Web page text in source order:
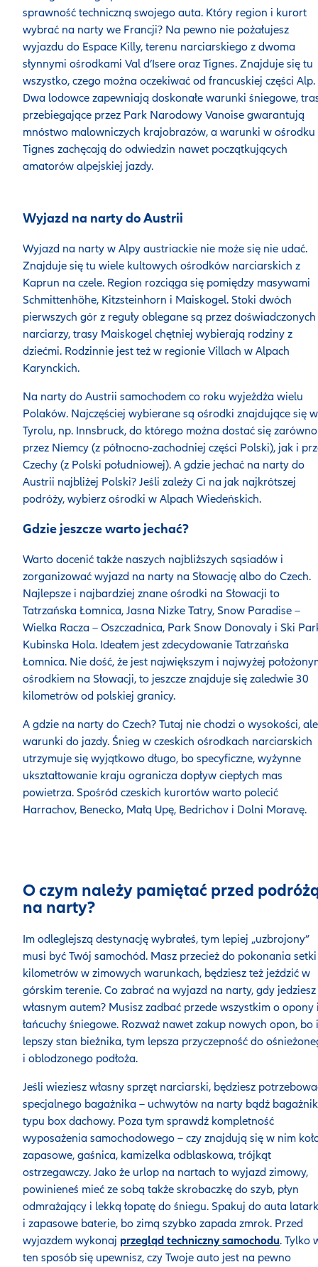
sprawność techniczną swojego auta. Który region i kurort
wybrać na narty we Francji? Na pewno nie pożałujesz
wyjazdu do Espace Killy, terenu narciarskiego z dwoma
słynnymi ośrodkami Val d’Isere oraz Tignes. Znajduje się tu
wszystko, czego można oczekiwać od francuskiej części Alp.
Dwa lodowce zapewniają doskonałe warunki śniegowe,
przebiegające przez Park Narodowy Vanoise gwarantują
mnóstwo malowniczych krajobrazów, a warunki w ośrodku
Tignes zachęcają do odwiedzin nawet początkujących
amatorów alpejskiej jazdy.
Wyjazd na narty do Austrii
Wyjazd na narty w Alpy austriackie nie może się nie udać.
Znajduje się tu wiele kultowych ośrodków narciarskich z
Kaprun na czele. Region rozciąga się pomiędzy masywami
Schmittenhöhe, Kitzsteinhorn i Maiskogel. Stoki dwóch
pierwszych gór z reguły oblegane są przez doświadczonych
narciarzy, trasy Maiskogel chętniej wybierają rodziny z
dziećmi. Rodzinnie jest też w regionie Villach w Alpach
Karynckich.
Na narty do Austrii samochodem co roku wyjeżdża wielu
Polaków. Najczęściej wybierane są ośrodki znajdujące się w
Tyrolu, np. Innsbruck, do którego można dostać się zarówno
przez Niemcy (z północno-zachodniej części Polski), jak i
Czechy (z Polski południowej). A gdzie jechać na narty do
Austrii najbliżej Polski? Jeśli zależy Ci na jak najkrótszej
podróży, wybierz ośrodki w Alpach Wiedeńskich.
Gdzie jeszcze warto jechać?
Warto docenić także naszych najbliższych sąsiadów i
zorganizować wyjazd na narty na Słowację albo do Czech.
Najlepsze i najbardziej znane ośrodki na Słowacji to
Tatrzańska Łomnica, Jasna Nizke Tatry, Snow Paradise –
Wielka Racza – Oszczadnica, Park Snow Donovaly i Ski
Kubinska Hola. Ideałem jest zdecydowanie Tatrzańska
Łomnica. Nie dość, że jest największym i najwyżej
ośrodkiem na Słowacji, to jeszcze znajduje się zaledwie 30
kilometrów od polskiej granicy.
A gdzie na narty do Czech? Tutaj nie chodzi o wysokości,
warunki do jazdy. Śnieg w czeskich ośrodkach narciarskich
utrzymuje się wyjątkowo długo, bo specyficzne, wyżynne
ukształtowanie kraju ogranicza dopływ ciepłych mas
powietrza. Spośród czeskich kurortów warto polecić
Harrachov, Benecko, Małą Upę, Bedrichov i Dolni Moravę.
O czym należy pamiętać przed
na narty?
Im odleglejszą destynację wybrałeś, tym lepiej „uzbrojony”
musi być Twój samochód. Masz przecież do pokonania setki
kilometrów w zimowych warunkach, będziesz też jeździć w
górskim terenie. Co zabrać na wyjazd na narty, gdy jedziesz
własnym autem? Musisz zadbać przede wszystkim o opony
łańcuchy śniegowe. Rozważ nawet zakup nowych opon, bo
lepszy stan bieżnika, tym lepsza przyczepność do
i oblodzonego podłoża.
Jeśli wieziesz własny sprzęt narciarski, będziesz
specjalnego bagażnika – uchwytów na narty bądź
typu box dachowy. Poza tym sprawdź kompletność
wyposażenia samochodowego – czy znajdują się w nim
zapasowe, gaśnica, kamizelka odblaskowa, trójkąt
ostrzegawczy. Jako że urlop na nartach to wyjazd zimowy,
powinieneś mieć ze sobą także skrobaczkę do szyb, płyn
odmrażający i lekką łopatę do śniegu. Spakuj do auta
i zapasowe baterie, bo zimą szybko zapada zmrok. Przed
wyjazdem wykonaj przegląd techniczny samochodu. Tylko
ten sposób się upewnisz, czy Twoje auto jest na pewno